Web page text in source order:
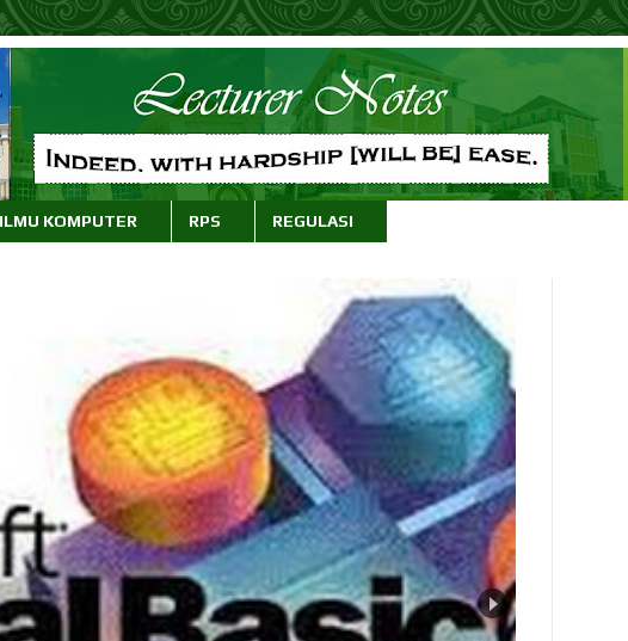
ILMU KOMPUTER RPS REGULASI